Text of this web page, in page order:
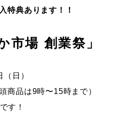
特典あります！！
市場 創業祭」
日）
商品は9時〜15時まで）
す！